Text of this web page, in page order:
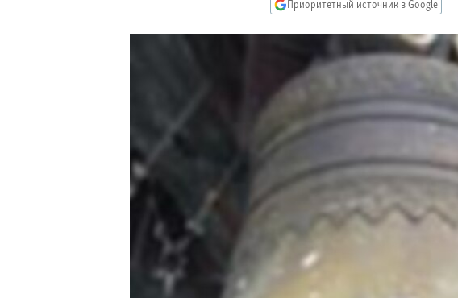
ПОДПИШИТЕСЬ НА РАССЫЛКУ
Приоритетный источник в Google